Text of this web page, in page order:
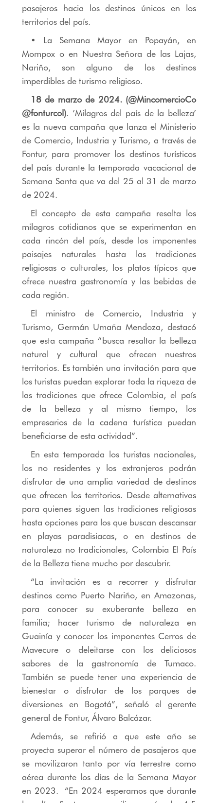
pasajeros hacia los destinos únicos en los
territorios del país.
• La Semana Mayor en Popayán, en
Mompox o en Nuestra Señora de las Lajas,
Nariño, son alguno de los destinos
imperdibles de turismo religioso.
18 de marzo de 2024. (@MincomercioCo
@fonturcol). ’Milagros del país de la belleza’
es la nueva campaña que lanza el Ministerio
de Comercio, Industria y Turismo, a través de
Fontur, para promover los destinos turísticos
del país durante la temporada vacacional de
Semana Santa que va del 25 al 31 de marzo
de 2024.
El concepto de esta campaña resalta los
milagros cotidianos que se experimentan en
cada rincón del país, desde los imponentes
paisajes naturales hasta las tradiciones
religiosas o culturales, los platos típicos que
ofrece nuestra gastronomía y las bebidas de
cada región.
El ministro de Comercio, Industria y
Turismo, Germán Umaña Mendoza, destacó
que esta campaña “busca resaltar la belleza
natural y cultural que ofrecen nuestros
territorios. Es también una invitación para que
los turistas puedan explorar toda la riqueza de
las tradiciones que ofrece Colombia, el país
de la belleza y al mismo tiempo, los
empresarios de la cadena turística puedan
beneficiarse de esta actividad”.
En esta temporada los turistas nacionales,
los no residentes y los extranjeros podrán
disfrutar de una amplia variedad de destinos
que ofrecen los territorios. Desde alternativas
para quienes siguen las tradiciones religiosas
hasta opciones para los que buscan descansar
en playas paradisiacas, o en destinos de
naturaleza no tradicionales, Colombia El País
de la Belleza tiene mucho por descubrir.
“La invitación es a recorrer y disfrutar
destinos como Puerto Nariño, en Amazonas,
para conocer su exuberante belleza en
familia; hacer turismo de naturaleza en
Guainía y conocer los imponentes Cerros de
Mavecure o deleitarse con los deliciosos
sabores de la gastronomía de Tumaco.
También se puede tener una experiencia de
bienestar o disfrutar de los parques de
diversiones en Bogotá”, señaló el gerente
general de Fontur, Álvaro Balcázar.
Además, se refirió a que este año se
proyecta superar el número de pasajeros que
se movilizaron tanto por vía terrestre como
aérea durante los días de la Semana Mayor
en 2023. “En 2024 esperamos que durante